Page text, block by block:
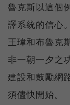
魯克斯以這個
譯系統的信心。
王瑋和布魯克
非一朝一夕之
建設和鼓勵網
須儘快開始。